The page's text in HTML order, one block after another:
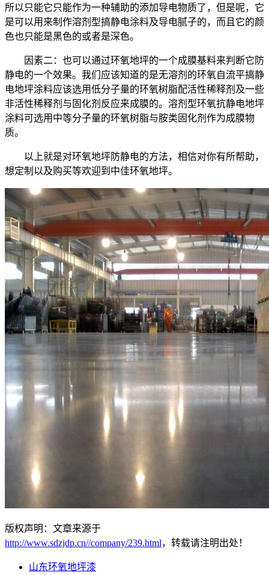
所以只能它只能作为一种辅助的添加导电物质了，但是呢，它
是可以用来制作溶剂型搞静电涂料及导电腻子的，而且它的颜
色也只能是黑色的或者是深色。
因素二：也可以通过环氧地坪的一个成膜基料来判断它防
静电的一个效果。我们应该知道的是无溶剂的环氧自流平搞静
电地坪涂料应该选用低分子量的环氧树脂配活性稀释剂及一些
非活性稀释剂与固化剂反应来成膜的。溶剂型环氧抗静电地坪
涂料可选用中等分子量的环氧树脂与胺类固化剂作为成膜物
质。
以上就是对环氧地坪防静电的方法，相信对你有所帮助，
想定制以及购买等欢迎到中佳环氧地坪。
版权声明：文章来源于
http://www.sdzjdp.cn//company/239.html，转载请注明出处！
山东环氧地坪漆